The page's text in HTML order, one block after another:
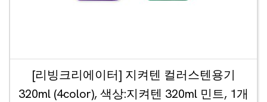
[리빙크리에이터] 지켜텐 컬러스텐용기
320ml (4color), 색상:지켜텐 320ml 민트, 1개